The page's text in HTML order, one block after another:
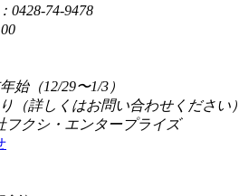
0428-74-9478
始（12/29〜1/3）
（詳しくはお問い合わせください）
フクシ・エンタープライズ